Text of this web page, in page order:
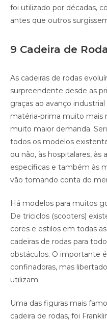
foi utilizado por décadas,
antes que outros
9 Cadeira de
As cadeiras de rodas
surpreendente desde as
graças ao avanço
matéria-prima muito mais
muito maior demanda.
todos os modelos
ou não, às hospitalares, às
específicas e também às
vão tomando conta do
Há modelos para muitos
De triciclos (scooters)
cores e estilos em todas
cadeiras de rodas para
obstáculos. O importante
confinadoras, mas
utilizam.
Uma das figuras mais
cadeira de rodas, foi